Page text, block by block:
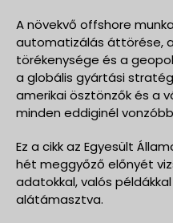
A növekvő offshore
automatizálás áttörése,
törékenysége és a
a globális gyártási
amerikai ösztönzők és a
minden eddiginél
Ez a cikk az Egyesült
hét meggyőző előnyét
adatokkal, valós
alátámasztva.